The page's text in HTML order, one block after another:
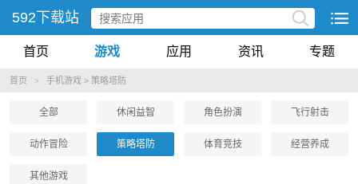
592下载站
首页 游戏 应用 资讯 专题
首页 > 手机游戏 > 策略塔防
全部 休闲益智 角色扮演 飞行射击
动作冒险 策略塔防 体育竞技 经营养成
其他游戏